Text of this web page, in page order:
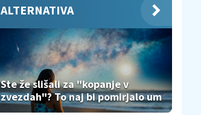
ALTERNATIVA
Ste že slišali za "kopanje v
zvezdah"? To naj bi pomirjalo um